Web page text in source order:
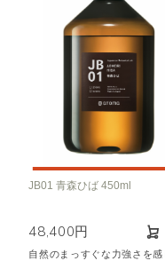
ラベンダー
ヒノキ
JB01 青森ひば 450ml
48,400円
自然のまっすぐな力強さを感